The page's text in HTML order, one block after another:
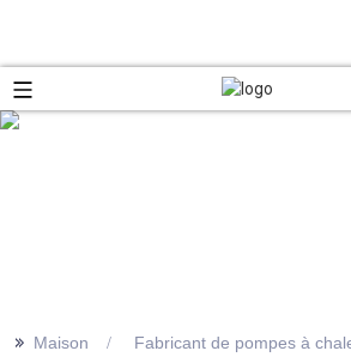
>> Maison Fabricant de pompes à